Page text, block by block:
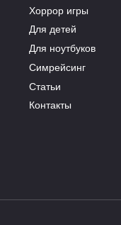
Хоррор игры
Для детей
Для ноутбуков
Симрейсинг
Статьи
Контакты